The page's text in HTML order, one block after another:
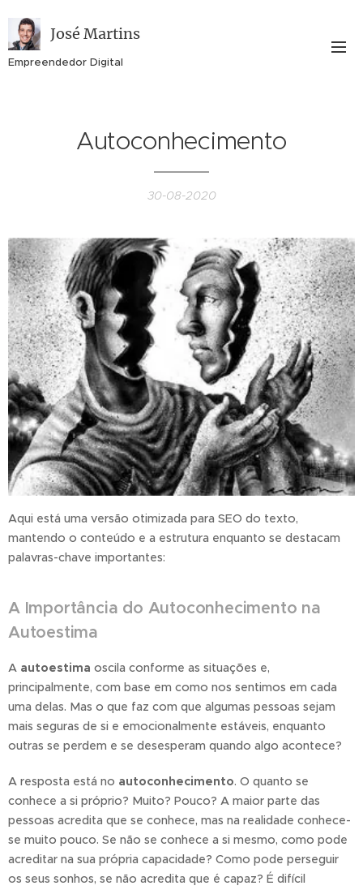
José Martins
Empreendedor Digital
Autoconhecimento
30-08-2020
Aqui está uma versão otimizada para SEO do texto,
mantendo o conteúdo e a estrutura enquanto se destacam
palavras-chave importantes:
A Importância do Autoconhecimento na
Autoestima
A autoestima oscila conforme as situações e,
principalmente, com base em como nos sentimos em cada
uma delas. Mas o que faz com que algumas pessoas sejam
mais seguras de si e emocionalmente estáveis, enquanto
outras se perdem e se desesperam quando algo acontece?
A resposta está no autoconhecimento. O quanto se
conhece a si próprio? Muito? Pouco? A maior parte das
pessoas acredita que se conhece, mas na realidade conhece-
se muito pouco. Se não se conhece a si mesmo, como pode
acreditar na sua própria capacidade? Como pode perseguir
os seus sonhos, se não acredita que é capaz? É difícil